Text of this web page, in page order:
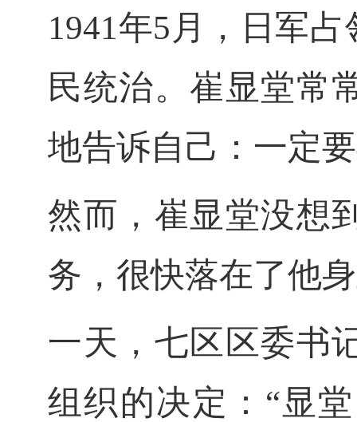
1941年5月，日军
民统治。崔显堂常
地告诉自己：一定
然而，崔显堂没想
务，很快落在了他
一天，七区区委书
组织的决定： “显